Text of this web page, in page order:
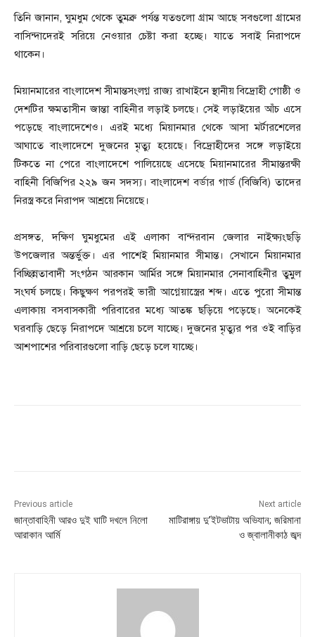
তিনি জানান, ঘুমধুম থেকে তুমব্রু পর্যন্ত যতগুলো গ্রাম আছে সবগুলো গ্রামের
বাসিন্দাদেরই সরিয়ে নেওয়ার চেষ্টা করা হচ্ছে। যাতে সবাই নিরাপদে
থাকেন।
মিয়ানমারের বাংলাদেশ সীমান্তসংলগ্ন রাজ্য রাখাইনে স্থানীয় বিদ্রোহী গোষ্ঠী ও
দেশটির ক্ষমতাসীন জান্তা বাহিনীর লড়াই চলছে। সেই লড়াইয়ের আঁচ এসে
পড়েছে বাংলাদেশেও। এরই মধ্যে মিয়ানমার থেকে আসা মর্টারশেলের
আঘাতে বাংলাদেশে দুজনের মৃত্যু হয়েছে। বিদ্রোহীদের সঙ্গে লড়াইয়ে
টিকতে না পেরে বাংলাদেশে পালিয়েছে এসেছে মিয়ানমারের সীমান্তরক্ষী
বাহিনী বিজিপির ২২৯ জন সদস্য। বাংলাদেশ বর্ডার গার্ড (বিজিবি) তাদের
নিরস্ত্র করে নিরাপদ আশ্রয়ে নিয়েছে।
প্রসঙ্গত, দক্ষিণ ঘুমধুমের এই এলাকা বান্দরবান জেলার নাইক্ষ্যংছড়ি
উপজেলার অন্তর্ভুক্ত। এর পাশেই মিয়ানমার সীমান্ত। সেখানে মিয়ানমার
বিচ্ছিন্নতাবাদী সংগঠন আরকান আর্মির সঙ্গে মিয়ানমার সেনাবাহিনীর তুমুল
সংঘর্ষ চলছে। কিছুক্ষণ পরপরই ভারী আগ্নেয়াস্ত্রের শব্দ। এতে পুরো সীমান্ত
এলাকায় বসবাসকারী পরিবারের মধ্যে আতঙ্ক ছড়িয়ে পড়েছে। অনেকেই
ঘরবাড়ি ছেড়ে নিরাপদে আশ্রয়ে চলে যাচ্ছে। দুজনের মৃত্যুর পর ওই বাড়ির
আশপাশের পরিবারগুলো বাড়ি ছেড়ে চলে যাচ্ছে।
Previous article
জান্তাবাহিনী আরও দুই ঘাটি দখলে নিলো
আরাকান আর্মি
Next article
মাটিরাঙ্গায় দু’ইটভাটায় অভিযান; জরিমানা
ও জ্বালানীকাঠ জব্দ